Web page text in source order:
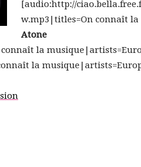
[audio:http://
w.mp3|titles=On connaît
Atone
connaît la
la